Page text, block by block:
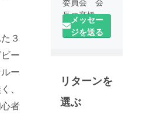
３
ー
ー
、
者
長の髙橋で
す。９月４
日に小田原
リートラグ
させ、ラグ
メッセー
ジを送る
リターンを
選ぶ